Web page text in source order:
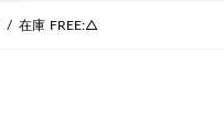
/ 在庫 FREE:△